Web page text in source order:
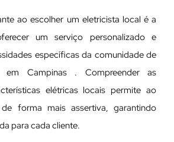
ao escolher um eletricista local é a
um serviço personalizado e
específicas da comunidade de
em Campinas . Compreender as
elétricas locais permite ao
forma mais assertiva, garantindo
para cada cliente.